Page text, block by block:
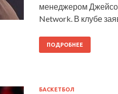
менеджером
Network. В клубе
ПОДРОБНЕЕ
БАСКЕТБОЛ